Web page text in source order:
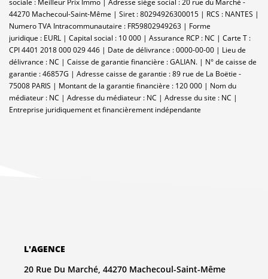
sociale : Meilleur Prix Immo | Adresse siège social : 20 rue du Marché -
44270 Machecoul-Saint-Même | Siret : 80294926300015 | RCS : NANTES |
Numero TVA Intracommunautaire : FR59802949263 | Forme
juridique : EURL | Capital social : 10 000 | Assurance RCP : NC | Carte T :
CPI 4401 2018 000 029 446 | Date de délivrance : 0000-00-00 | Lieu de
délivrance : NC | Caisse de garantie financière : GALIAN. | N° de caisse de
garantie : 46857G | Adresse caisse de garantie : 89 rue de La Boëtie -
75008 PARIS | Montant de la garantie financière : 120 000 | Nom du
médiateur : NC | Adresse du médiateur : NC | Adresse du site : NC |
Entreprise juridiquement et financièrement indépendante
L'AGENCE
20 Rue Du Marché, 44270 Machecoul-Saint-Même